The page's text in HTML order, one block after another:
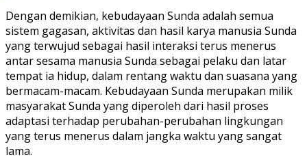
Dengan demikian, kebudayaan Sunda adalah semua
sistem gagasan, aktivitas dan hasil karya manusia Sunda
yang terwujud sebagai hasil interaksi terus menerus
antar sesama manusia Sunda sebagai pelaku dan latar
tempat ia hidup, dalam rentang waktu dan suasana yang
bermacam-macam. Kebudayaan Sunda merupakan milik
masyarakat Sunda yang diperoleh dari hasil proses
adaptasi terhadap perubahan-perubahan lingkungan
yang terus menerus dalam jangka waktu yang sangat
lama.